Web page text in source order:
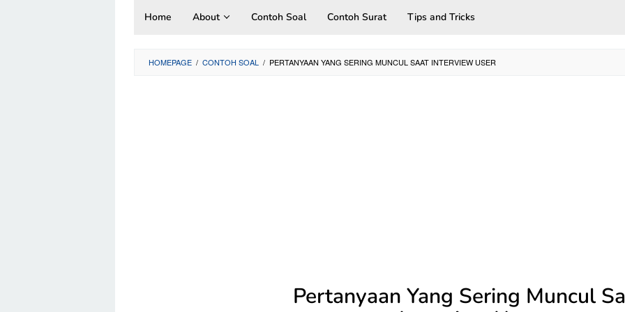
Home About Contoh Soal Contoh Surat Tips and Tricks
HOMEPAGE / CONTOH SOAL / PERTANYAAN YANG SERING MUNCUL SAAT INTERVIEW USER
Pertanyaan Yang Sering Muncul